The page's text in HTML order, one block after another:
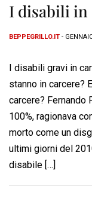
I disabili in
BEPPEGRILLO.IT -
I disabili gravi in
stanno in carcere?
carcere? Fernando
100%, ragionava
morto come un
ultimi giorni del
disabile […]